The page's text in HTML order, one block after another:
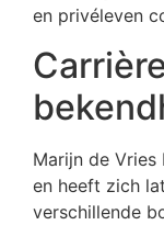
en privéleven
Marijn de Vries
en heeft zich
verschillende